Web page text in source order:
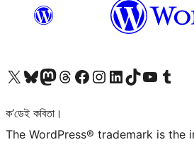
আমাৰ X (আগৰ Twitter) একাউণ্টলৈ যাওকআমাৰ Bluesky একাউণ্টলৈ যাওকআমাৰ Mastodon একাউণ্টলৈ যাওকআমাৰ Threads একাউণ্টলৈ যাওকআমাৰ Facebook পৃষ্ঠালৈ যাওকআমাৰ Instagram একাউণ্টলৈ যাওকআমাৰ LinkedIn একাউণ্টলৈ যাওকআমাৰ TikTok একাউণ্টলৈ যাওকআমাৰ YouTube চেনেললৈ যাওকআমাৰ Tumblr একাউণ্টলৈ যাওক
ক’ডেই কবিতা।
The WordPress® trademark is the